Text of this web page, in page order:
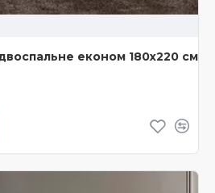
економ 180х220 см